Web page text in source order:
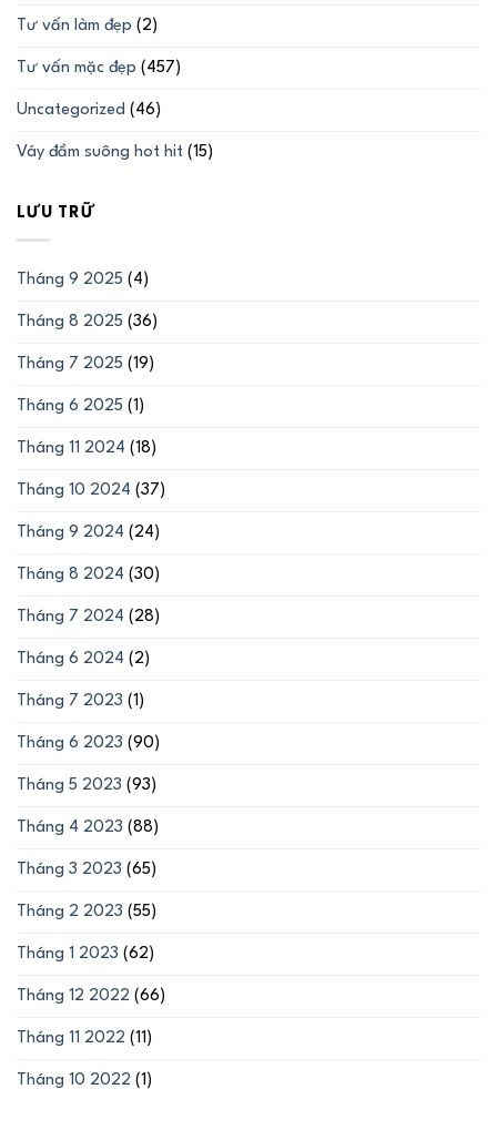
Tư vấn làm đẹp (2)
Tư vấn mặc đẹp (457)
Uncategorized (46)
Váy đầm suông hot hit (15)
LƯU TRỮ
Tháng 9 2025 (4)
Tháng 8 2025 (36)
Tháng 7 2025 (19)
Tháng 6 2025 (1)
Tháng 11 2024 (18)
Tháng 10 2024 (37)
Tháng 9 2024 (24)
Tháng 8 2024 (30)
Tháng 7 2024 (28)
Tháng 6 2024 (2)
Tháng 7 2023 (1)
Tháng 6 2023 (90)
Tháng 5 2023 (93)
Tháng 4 2023 (88)
Tháng 3 2023 (65)
Tháng 2 2023 (55)
Tháng 1 2023 (62)
Tháng 12 2022 (66)
Tháng 11 2022 (11)
Tháng 10 2022 (1)